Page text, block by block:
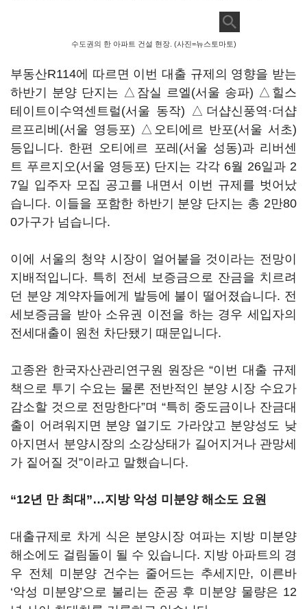
수도권의 한 아파트 건설 현장. (사진=뉴스토마토)
부동산R114에 따르면 이번 대출 규제의 영향을 받는
하반기 분양 단지는 △잠실 르엘(서울 송파) △힐스
테이트이수역센트럴(서울 동작) △더샵신풍역·더샵
르프리베(서울 영등포) △오티에르 반포(서울 서초)
등입니다. 한편 오티에르 포레(서울 성동)과 리버센
트 푸르지오(서울 영등포) 단지는 각각 6월 26일과 2
7일 입주자 모집 공고를 내면서 이번 규제를 벗어났
습니다. 이들을 포함한 하반기 분양 단지는 총 2만80
0가구가 넘습니다.
이에 서울의 청약 시장이 얼어붙을 것이라는 전망이
지배적입니다. 특히 전세 보증금으로 잔금을 치르려
던 분양 계약자들에게 발등에 불이 떨어졌습니다. 전
세보증금을 받아 소유권 이전을 하는 경우 세입자의
전세대출이 원천 차단됐기 때문입니다.
고종완 한국자산관리연구원 원장은 “이번 대출 규제
책으로 투기 수요는 물론 전반적인 분양 시장 수요가
감소할 것으로 전망한다”며 “특히 중도금이나 잔금대
출이 어려워지면 분양 열기도 가라앉고 분양성도 낮
아지면서 분양시장의 소강상태가 길어지거나 관망세
가 짙어질 것”이라고 말했습니다.
“12년 만 최대”…지방 악성 미분양 해소도 요원
대출규제로 차게 식은 분양시장 여파는 지방 미분양
해소에도 걸림돌이 될 수 있습니다. 지방 아파트의 경
우 전체 미분양 건수는 줄어드는 추세지만, 이른바
‘악성 미분양’으로 불리는 준공 후 미분양 물량은 12